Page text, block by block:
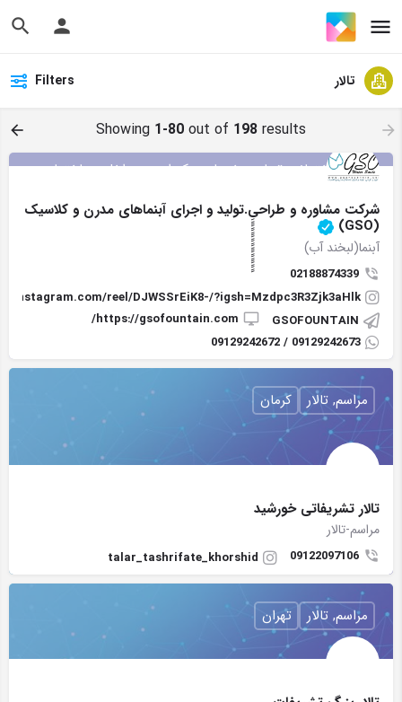
تالار Filters
Showing 1-80 out of 198 results
شرکت مشاوره و طراحیِِِِِِِِِِِِِِِِِِِِِِِِِ.تولید و اجرای آبنماهای مدرن و کلاسیک
(GSO)
آبنما(لبخند آب)
02188874339
reel/DJWSSrEiK8-/?igsh=Mzdpc3R3Zjk3aHlk
GSOFOUNTAIN
https://gsofountain.com/
09129242673 / 09129242672
ابزار ساختمانی, تجاری, خدمات, دکوراسیون داخلی, ساختمان,
شرکت ساختمانی, املاک, تالار, تجهیزات اداری, تعمیرات, تولیدی,
مراسم, معماری, مهندسین
تهران
تالار تشریفاتی خورشید
مراسم-تالار
09122097106
talar_tashrifate_khorshid
مراسم, تالار کرمان
مراسم, تالار تهران